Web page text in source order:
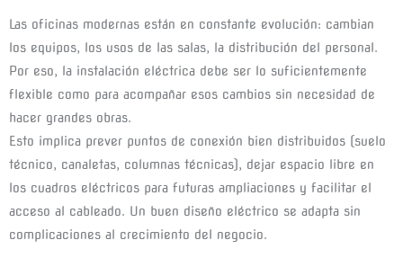
Las oficinas modernas están en constante evolución: cambian
los equipos, los usos de las salas, la distribución del personal.
Por eso, la instalación eléctrica debe ser lo suficientemente
flexible como para acompañar esos cambios sin necesidad de
hacer grandes obras.
Esto implica prever puntos de conexión bien distribuidos (suelo
técnico, canaletas, columnas técnicas), dejar espacio libre en
los cuadros eléctricos para futuras ampliaciones y facilitar el
acceso al cableado. Un buen diseño eléctrico se adapta sin
complicaciones al crecimiento del negocio.